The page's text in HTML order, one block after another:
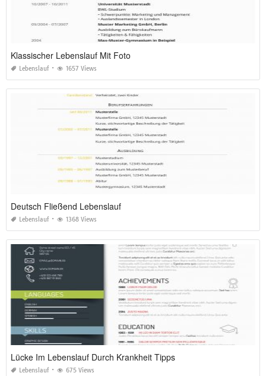
Klassischer Lebenslauf Mit Foto
Lebenslauf 1657 Views
Deutsch Fließend Lebenslauf
Lebenslauf 1368 Views
Lücke Im Lebenslauf Durch Krankheit Tipps
Lebenslauf 675 Views